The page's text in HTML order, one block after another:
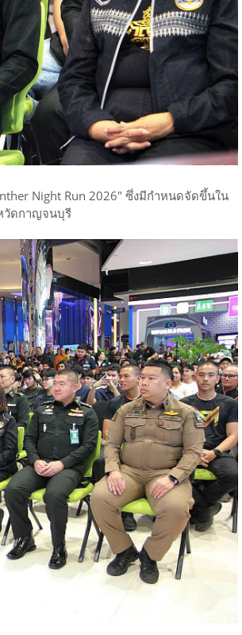
Night Run 2026" ซึ่งมีกำหนดจัดขึ้นใน
วัดกาญจนบุรี